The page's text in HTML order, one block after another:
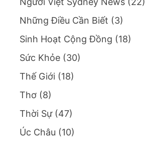
Những Điều Cần Biết (3)
Sinh Hoạt Cộng Đồng (18)
Sức Khỏe(30)
Thế Giới (18)
Thơ(8)
Thời Sự(47)
Úc Châu (10)